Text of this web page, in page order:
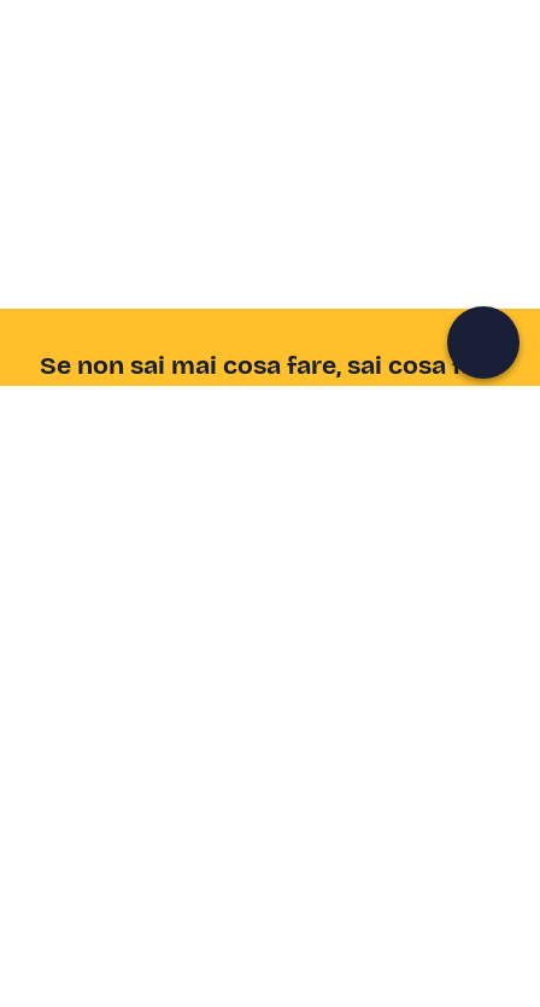
Se non sai mai cosa fare, sai cosa fare